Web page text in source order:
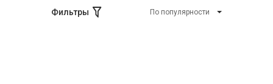
Фильтры По популярности